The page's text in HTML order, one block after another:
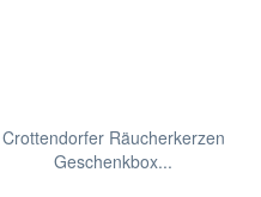
Crottendorfer Räucherkerzen
Geschenkbox...